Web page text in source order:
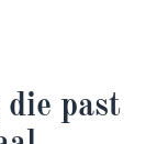
past